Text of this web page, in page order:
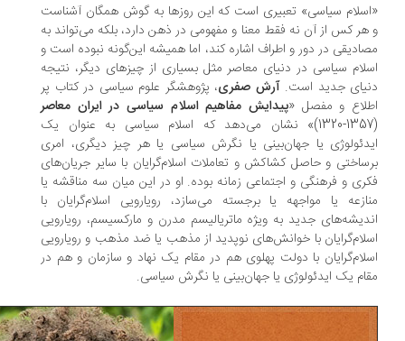
سیاسی» تعبیری است که این روزها به گوش همگان آشناست
کس از آن نه فقط معنا و مفهومی در ذهن دارد، بلکه می‌تواند به
در دور و اطراف اشاره کند، اما همیشه این‌گونه نبوده است و
سیاسی در دنیای معاصر مثل بسیاری از چیزهای دیگر، نتیجه
جدید است.آرش صفری ، پژوهشگر علوم سیاسی در کتاب پر
و مفصل «پیدایش مفاهیم اسلام سیاسی در ایران معاصر
(1357-1320)‌» نشان می‌دهد که اسلام سیاسی به عنوان یک
یا جهان‌بینی یا نگرش سیاسی یا هر چیز دیگری، امری
و حاصل کشاکش و تعاملات اسلام‌گرایان با سایر جریان‌های
و فرهنگی و اجتماعی زمانه بوده. او در این میان سه مناقشه یا
یا مواجهه یا برجسته می‌سازد، رویارویی اسلام‌گرایان با
جدید به ویژه ماتریالیسم مدرن و مارکسیسم، رویارویی
با خوانش‌های نوپدید از مذهب یا ضد مذهب و رویارویی
با دولت پهلوی هم در مقام یک نهاد و سازمان و هم در
یک ایدئولوژی یا جهان‌بینی یا نگرش سیاسی.